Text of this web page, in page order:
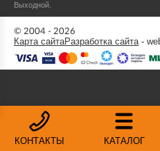
КОНТАКТЫ КАТАЛОГ
Выходной.
© 2004 - 2026
Карта сайтаРазработка сайта-